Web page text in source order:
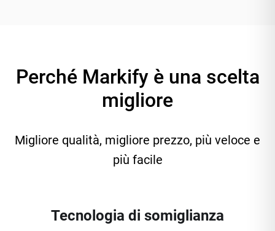
Perché Markify è una scelta
migliore
Migliore qualità, migliore prezzo, più veloce e
più facile
Tecnologia di somiglianza